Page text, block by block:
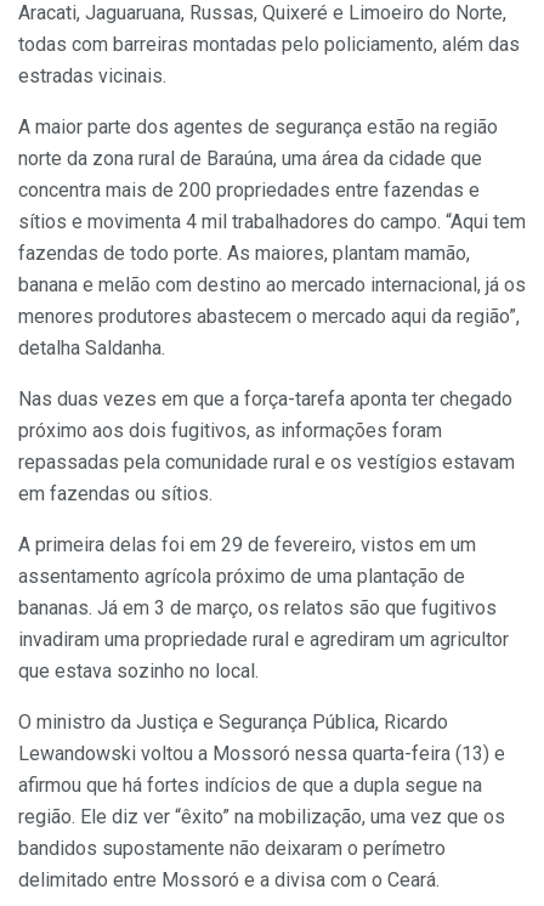
Aracati, Jaguaruana, Russas, Quixeré e Limoeiro do Norte,
todas com barreiras montadas pelo policiamento, além das
estradas vicinais.
A maior parte dos agentes de segurança estão na região
norte da zona rural de Baraúna, uma área da cidade que
concentra mais de 200 propriedades entre fazendas e
sítios e movimenta 4 mil trabalhadores do campo. “Aqui tem
fazendas de todo porte. As maiores, plantam mamão,
banana e melão com destino ao mercado internacional, já os
menores produtores abastecem o mercado aqui da região”,
detalha Saldanha.
Nas duas vezes em que a força-tarefa aponta ter chegado
próximo aos dois fugitivos, as informações foram
repassadas pela comunidade rural e os vestígios estavam
em fazendas ou sítios.
A primeira delas foi em 29 de fevereiro, vistos em um
assentamento agrícola próximo de uma plantação de
bananas. Já em 3 de março, os relatos são que fugitivos
invadiram uma propriedade rural e agrediram um agricultor
que estava sozinho no local.
O ministro da Justiça e Segurança Pública, Ricardo
Lewandowski voltou a Mossoró nessa quarta-feira (13) e
afirmou que há fortes indícios de que a dupla segue na
região. Ele diz ver “êxito” na mobilização, uma vez que os
bandidos supostamente não deixaram o perímetro
delimitado entre Mossoró e a divisa com o Ceará.